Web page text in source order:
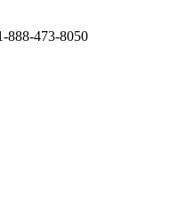
888-473-8050